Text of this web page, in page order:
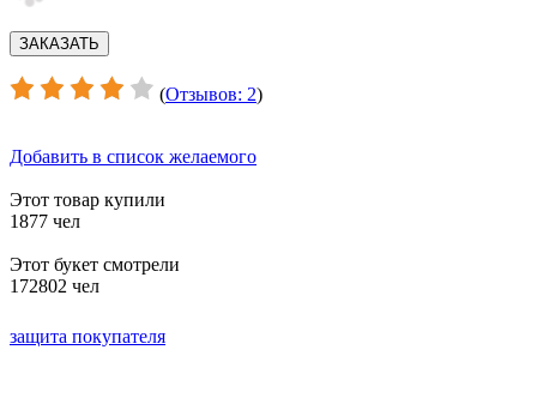
(Отзывов: 2)
Добавить в список желаемого
Этот товар купили
1877 чел
Этот букет смотрели
172802 чел
защита покупателя